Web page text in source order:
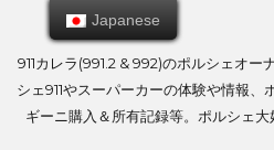
911カレラ(991.2 & 992)のポルシェオ
シェ911やスーパーカーの体験や情報
ギーニ購入＆所有記録等。ポルシェ
Japanese
Japanese